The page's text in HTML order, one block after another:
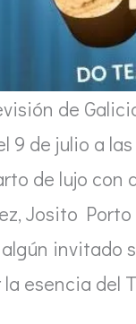
de
9 de julio a
de lujo con
Josito
invitado
esencia del